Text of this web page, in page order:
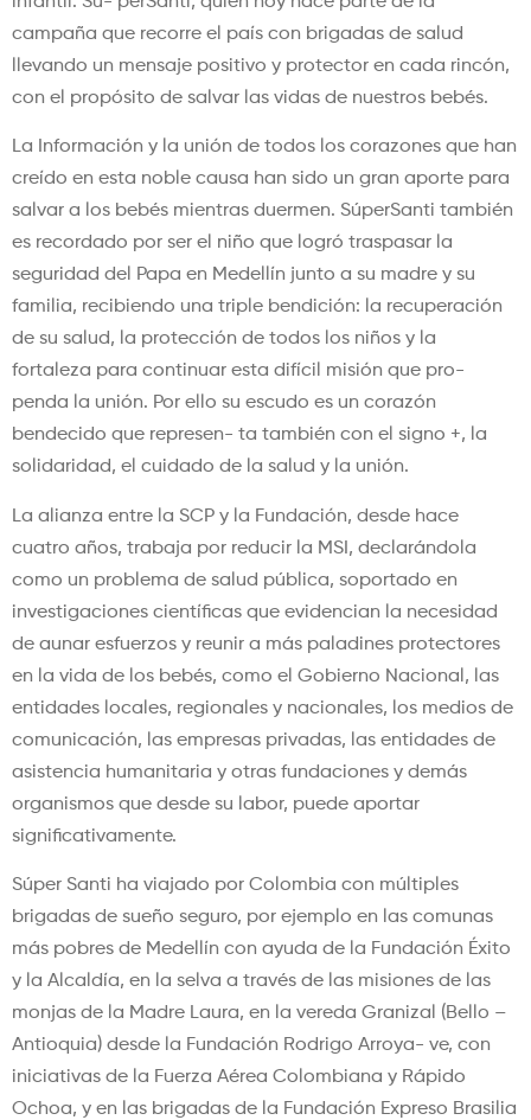
campaña que recorre el país con brigadas de salud
llevando un mensaje positivo y protector en cada rincón,
con el propósito de salvar las vidas de nuestros bebés.
La Información y la unión de todos los corazones que han
creído en esta noble causa han sido un gran aporte para
salvar a los bebés mientras duermen. SúperSanti también
es recordado por ser el niño que logró traspasar la
seguridad del Papa en Medellín junto a su madre y su
familia, recibiendo una triple bendición: la recuperación
de su salud, la protección de todos los niños y la
fortaleza para continuar esta difícil misión que pro-
penda la unión. Por ello su escudo es un corazón
bendecido que represen- ta también con el signo +, la
solidaridad, el cuidado de la salud y la unión.
La alianza entre la SCP y la Fundación, desde hace
cuatro años, trabaja por reducir la MSI, declarándola
como un problema de salud pública, soportado en
investigaciones científicas que evidencian la necesidad
de aunar esfuerzos y reunir a más paladines protectores
en la vida de los bebés, como el Gobierno Nacional, las
entidades locales, regionales y nacionales, los medios de
comunicación, las empresas privadas, las entidades de
asistencia humanitaria y otras fundaciones y demás
organismos que desde su labor, puede aportar
significativamente.
Súper Santi ha viajado por Colombia con múltiples
brigadas de sueño seguro, por ejemplo en las comunas
más pobres de Medellín con ayuda de la Fundación Éxito
y la Alcaldía, en la selva a través de las misiones de las
monjas de la Madre Laura, en la vereda Granizal (Bello –
Antioquia) desde la Fundación Rodrigo Arroya- ve, con
iniciativas de la Fuerza Aérea Colombiana y Rápido
Ochoa, y en las brigadas de la Fundación Expreso Brasilia